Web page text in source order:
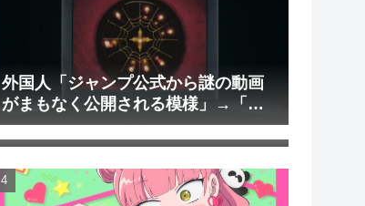
外国人「ジャンプ公式から謎の動画
がまもなく公開される模様」→「ま
さか本当にくるのか？！」（海外の
反応）
外国人「日本のアニメを見て初めて
泣いた作品は？」→「2000年代の3大
泣けるアニメ」（海外の反応）